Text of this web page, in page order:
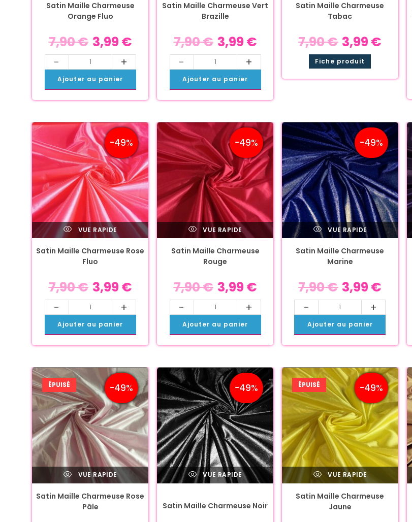
Satin Maille Charmeuse
Orange Fluo
7,90€ 3,99 €
- +
Ajouter au panier
Satin Maille Charmeuse Vert
Brazille
7,90€ 3,99 €
- +
Ajouter au panier
Satin Maille Charmeuse
Tabac
7,90€ 3,99 €
Fiche produit
-49%
VUE RAPIDE
Satin Maille Charmeuse Rose
Fluo
7,90€ 3,99 €
- +
Ajouter au panier
-49%
VUE RAPIDE
Satin Maille Charmeuse
Rouge
7,90€ 3,99 €
- +
Ajouter au panier
-49%
VUE RAPIDE
Satin Maille Charmeuse
Marine
7,90€ 3,99 €
- +
Ajouter au panier
-49%
ÉPUISÉ
VUE RAPIDE
Satin Maille Charmeuse Rose
Pâle
-49%
VUE RAPIDE
Satin Maille Charmeuse Noir
-49%
ÉPUISÉ
VUE RAPIDE
Satin Maille Charmeuse
Jaune